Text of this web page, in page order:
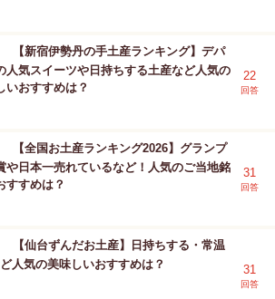
【新宿伊勢丹の手土産ランキング】デパ
人気スイーツや日持ちする土産など人気の
いおすすめは？
22
回答
【全国お土産ランキング2026】グランプ
や日本一売れているなど！人気のご当地銘
すすめは？
31
回答
【仙台ずんだお土産】日持ちする・常温
人気の美味しいおすすめは？
31
回答